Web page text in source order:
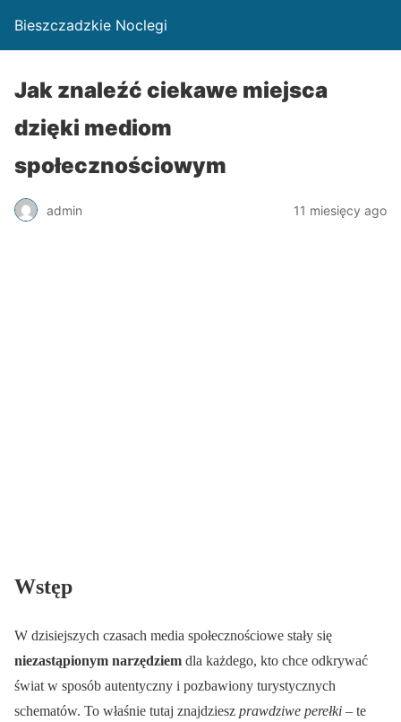
Bieszczadzkie Noclegi
Jak znaleźć ciekawe miejsca
dzięki mediom
społecznościowym
admin 11 miesięcy ago
Wstęp
W dzisiejszych czasach media społecznościowe stały się
niezastąpionym narzędziem dla każdego, kto chce odkrywać
świat w sposób autentyczny i pozbawiony turystycznych
schematów. To właśnie tutaj znajdziesz prawdziwe perełki – te